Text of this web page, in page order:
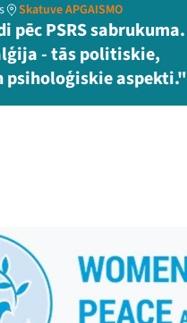
Arhīvs
bija LAMPĀ 2026
Skatuve APGAISMO
pēc PSRS sabrukuma.
- tās politiskie,
psiholoģiskie aspekti."